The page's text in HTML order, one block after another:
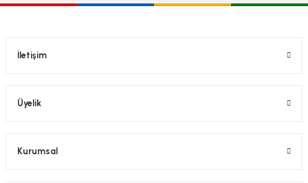
İletişim
Üyelik
Kurumsal